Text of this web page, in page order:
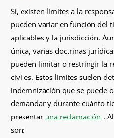
Sí, existen límites a la
pueden variar en función del
aplicables y la jurisdicción.
única, varias doctrinas
pueden limitar o restringir la
civiles. Estos límites suelen
indemnización que se puede
demandar y durante cuánto
presentar una reclamación .
son: